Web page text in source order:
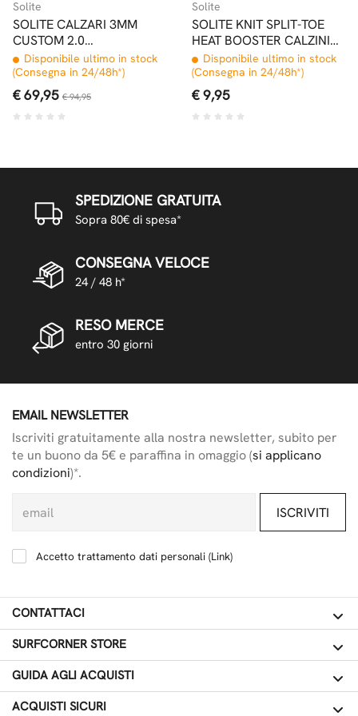
Solite
SOLITE CALZARI 3MM
CUSTOM 2.0
WATERSPORT BOOTS
Disponibile ultimo in stock
(Consegna in 24/48h*)
€ 69,95 € 94,95
Solite
SOLITE KNIT SPLIT-TOE
HEAT BOOSTER CALZINI
PER CALZARI
Disponibile ultimo in stock
(Consegna in 24/48h*)
€ 9,95
SPEDIZIONE GRATUITA
Sopra 80€ di spesa*
CONSEGNA VELOCE
24 / 48 h*
RESO MERCE
entro 30 giorni
EMAIL NEWSLETTER
Iscriviti gratuitamente alla nostra newsletter, subito per
te un buono da 5€ e paraffina in omaggio (si applicano
condizioni)*.
ISCRIVITI
Accetto trattamento dati personali (Link)
CONTATTACI
SURFCORNER STORE
GUIDA AGLI ACQUISTI
ACQUISTI SICURI